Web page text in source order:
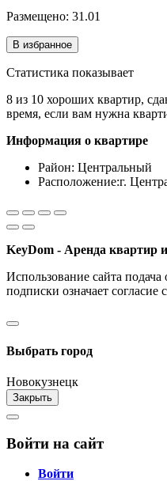
Размещено: 31.01
В избранное
Статистика показывает
8 из 10 хороших квартир,
время, если вам нужна
Информация о квартире
Район: Центральный
Расположение:г.
KeyDom - Аренда квартир
Использование сайта
подписки означает согласие
Выбрать город
Новокузнецк
Закрыть
Войти на сайт
Войти